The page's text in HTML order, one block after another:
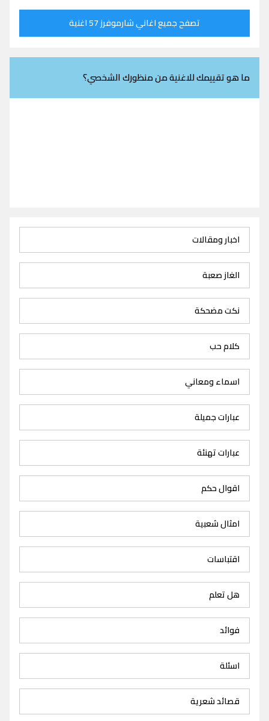
تصفح جميع اغاني شارموفرز 57 اغنية
ما هو تقييمك للاغنية من منظورك الشخصي؟
اخبار ومقالات
الغاز صعبة
نكت مضحكة
كلام حب
اسماء ومعاني
عبارات جميلة
عبارات تهنئة
اقوال حكم
امثال شعبية
اقتباسات
هل تعلم
فوائد
اسئلة
قصائد شعرية